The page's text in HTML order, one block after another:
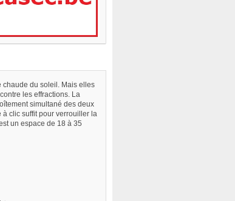
chaude du soleil. Mais elles
les effractions. La
simultané des deux
clic suffit pour verrouiller la
un espace de 18 à 35